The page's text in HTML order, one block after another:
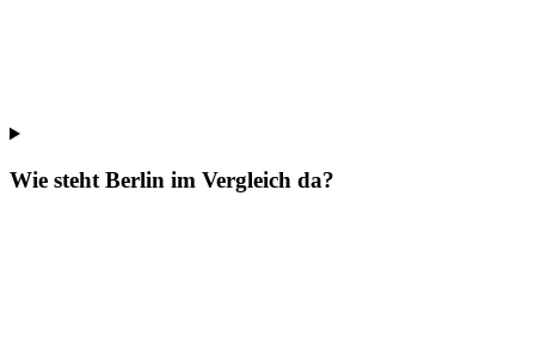
Wie steht Berlin im Vergleich da?